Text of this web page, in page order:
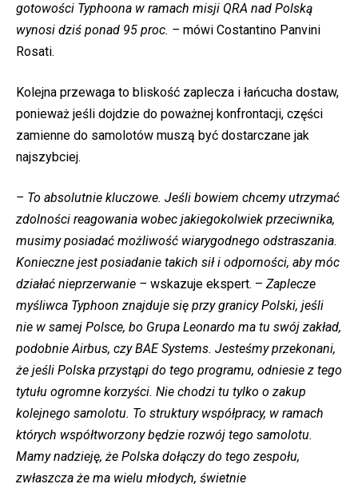
gotowości Typhoona w ramach misji QRA nad Polską
wynosi dziś ponad 95 proc. – mówi Costantino Panvini
Rosati.
Kolejna przewaga to bliskość zaplecza i łańcucha dostaw,
ponieważ jeśli dojdzie do poważnej konfrontacji, części
zamienne do samolotów muszą być dostarczane jak
najszybciej.
– To absolutnie kluczowe. Jeśli bowiem chcemy utrzymać
zdolności reagowania wobec jakiegokolwiek przeciwnika,
musimy posiadać możliwość wiarygodnego odstraszania.
Konieczne jest posiadanie takich sił i odporności, aby móc
działać nieprzerwanie – wskazuje ekspert. – Zaplecze
myśliwca Typhoon znajduje się przy granicy Polski, jeśli
nie w samej Polsce, bo Grupa Leonardo ma tu swój zakład,
podobnie Airbus, czy BAE Systems. Jesteśmy przekonani,
że jeśli Polska przystąpi do tego programu, odniesie z tego
tytułu ogromne korzyści. Nie chodzi tu tylko o zakup
kolejnego samolotu. To struktury współpracy, w ramach
których współtworzony będzie rozwój tego samolotu.
Mamy nadzieję, że Polska dołączy do tego zespołu,
zwłaszcza że ma wielu młodych, świetnie